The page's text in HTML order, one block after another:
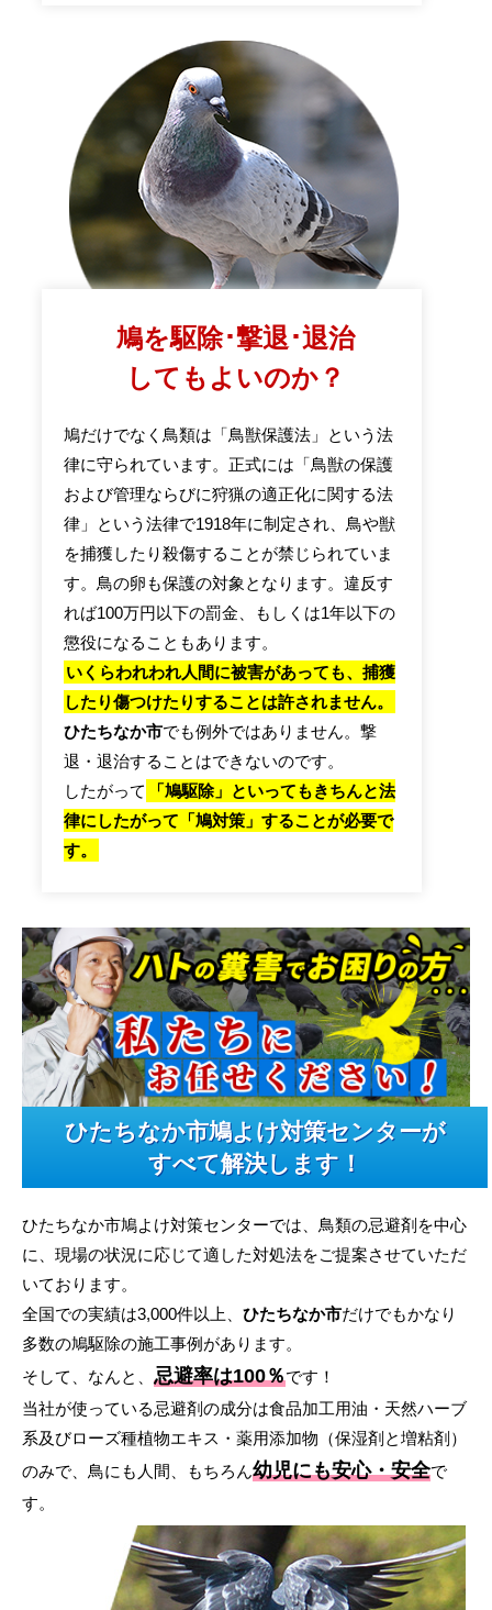
鳩を駆除･撃退･退治
してもよいのか？
鳩だけでなく鳥類は「鳥獣保護法」という法
律に守られています。正式には「鳥獣の保護
および管理ならびに狩猟の適正化に関する法
律」という法律で1918年に制定され、鳥や獣
を捕獲したり殺傷することが禁じられていま
す。鳥の卵も保護の対象となります。違反す
れば100万円以下の罰金、もしくは1年以下の
懲役になることもあります。
いくらわれわれ人間に被害があっても、捕獲
したり傷つけたりすることは許されません。
ひたちなか市でも例外ではありません。撃
退・退治することはできないのです。
したがって
「鳩駆除」といってもきちんと法
律にしたがって「鳩対策」することが必要で
す。
ひたちなか市鳩よけ対策センターが
すべて解決します！
ひたちなか市鳩よけ対策センターでは、鳥類の忌避剤を中心
に、現場の状況に応じて適した対処法をご提案させていただ
いております。
全国での実績は3,000件以上、 ひたちなか市だけでもかなり
多数の鳩駆除の施工事例があります。
そして、なんと、 忌避率は100％です！
当社が使っている忌避剤の成分は食品加工用油・天然ハーブ
系及びローズ種植物エキス・薬用添加物（保湿剤と増粘剤）
のみで、鳥にも人間、もちろん幼児にも安心・安全で
す。